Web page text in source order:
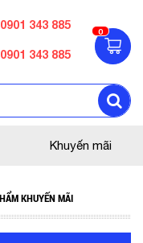
0901 343 885
0901 343 885
0
Khuyến mãi
KHUYẾN MÃI